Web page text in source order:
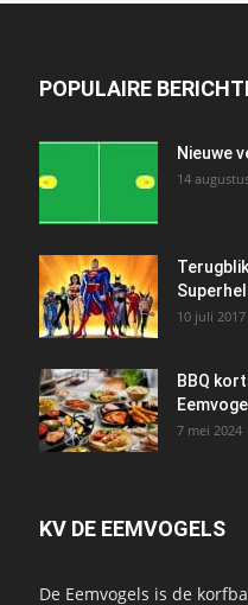
POPULAIRE
Nieuwe
14
10 juli 2017
BBQ
7 mei 2024
KV DE EEMVOGELS
De Eemvogels is de